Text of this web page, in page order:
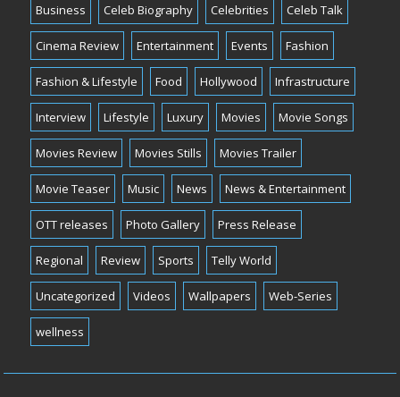
Business Celeb Biography Celebrities Celeb Talk
Cinema Review Entertainment Events Fashion
Fashion & Lifestyle Food Hollywood Infrastructure
Interview Lifestyle Luxury Movies Movie Songs
Movies Review Movies Stills Movies Trailer
Movie Teaser Music News News & Entertainment
OTT releases Photo Gallery Press Release
Regional Review Sports Telly World
Uncategorized Videos Wallpapers Web-Series
wellness